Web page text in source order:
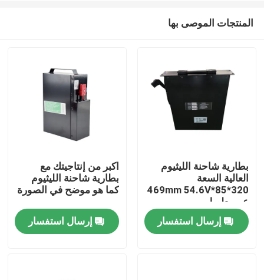
بيت
المنتجات الموصى بها
بطارية شاحنة الليثيوم
العالية السعة
320*85*469mm 54.6V
عمر طويل
إرسال استفسار
اكبر من إنتاجيتك مع
بطارية شاحنة الليثيوم
كما هو موضح في الصورة
إرسال استفسار